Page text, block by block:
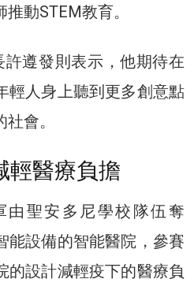
動STEM教育。
遵發則表示，他期待在
輕人身上聽到更多創意點
會。
輕醫療負擔
由聖安多尼學校隊伍奪
能設備的智能醫院，參賽
的設計減輕疫下的醫療負